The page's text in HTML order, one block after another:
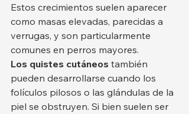
Estos crecimientos suelen aparecer
como masas elevadas, parecidas a
verrugas, y son particularmente
comunes en perros mayores.
Los quistes cutáneos también
pueden desarrollarse cuando los
folículos pilosos o las glándulas de la
piel se obstruyen. Si bien suelen ser